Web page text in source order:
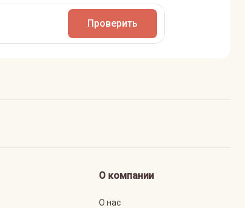
Проверить
О компании
О нас